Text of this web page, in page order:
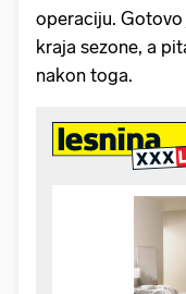
operaciju.
kraja sezone, a
nakon toga.